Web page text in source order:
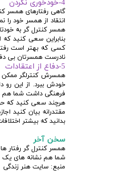
4-خودخوری نکردن
گاهی رفتارهای همسر
انتقاد از همسر خود را
همسر کنترل گر به
بنابراین سعی کنید
کسی که بهتر است
نادرست همسرتان بی
5-دفاع از اعتقادات
همسرش کنترلگر ممکن
خودش ببرد. از این رو
فرهنگی داشت شما هم
هرچند سعی کنید که
مقتدرانه بیان کنید
بدانید که بیشتر
سخن آخر
همسر کنترل گر رفتار
شما هم نشانه های یک
منبع: سایت هنر زندگی